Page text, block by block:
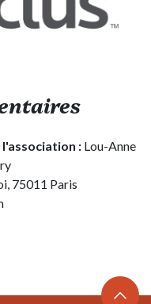
: Lou-Anne
75011 Paris